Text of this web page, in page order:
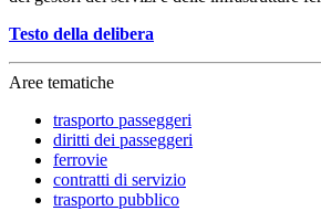
Testo della delibera
Aree tematiche
trasporto passeggeri
diritti dei passeggeri
ferrovie
contratti di servizio
trasporto pubblico